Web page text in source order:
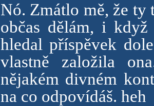
Nó. Zmátlo mě, že ty
občas dělám, i
hledal příspěvek
vlastně založila
nějakém divném
na co odpovídáš. heh